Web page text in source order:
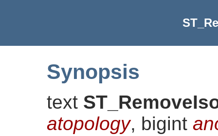
Synopsis
text
atopology, bigint